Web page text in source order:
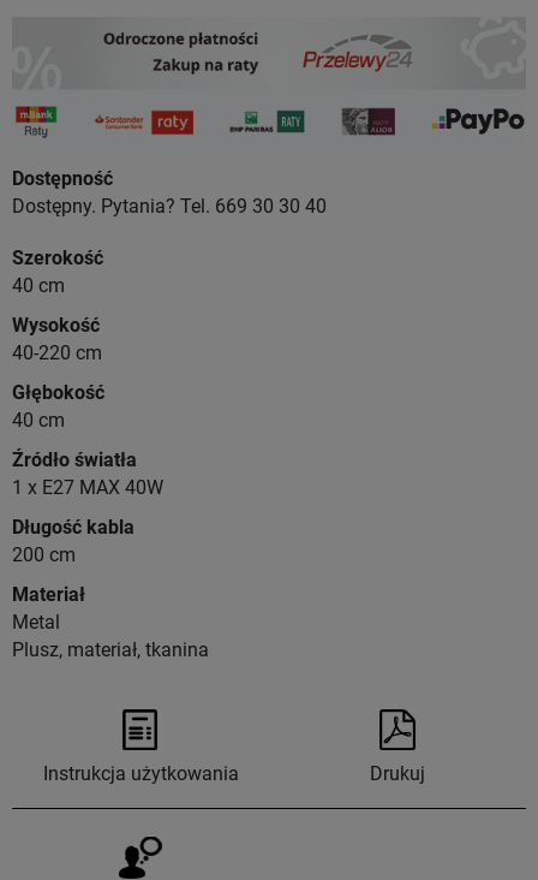
Dostępność
Dostępny. Pytania? Tel. 669 30 30 40
Szerokość
40 cm
Wysokość
40-220 cm
Głębokość
40 cm
Źródło światła
1 x E27 MAX 40W
Długość kabla
200 cm
Materiał
Metal
Plusz, materiał, tkanina
Instrukcja użytkowania Drukuj